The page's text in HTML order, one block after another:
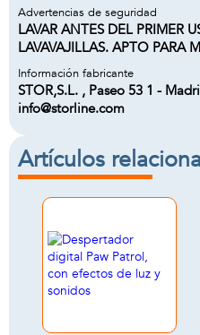
Advertencias de seguridad
LAVAR ANTES DEL PRIMER
LAVAVAJILLAS. APTO PARA
Información fabricante
STOR,S.L. , Paseo 53 1 -
info@storline.com
Artículos